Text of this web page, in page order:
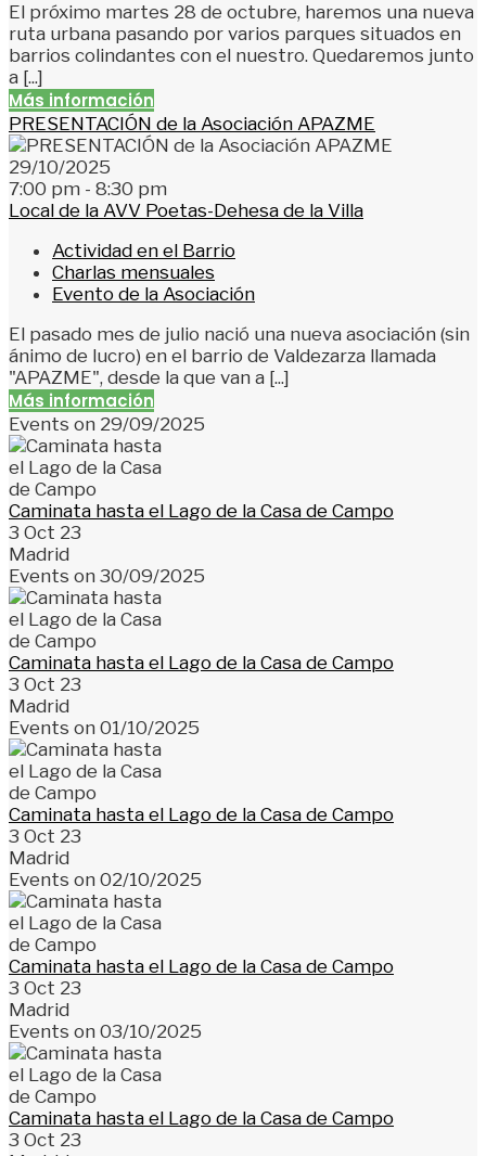
El próximo martes 28 de octubre, haremos una nueva
ruta urbana pasando por varios parques situados en
barrios colindantes con el nuestro. Quedaremos junto
a [...]
Más información
PRESENTACIÓN de la Asociación APAZME
29/10/2025
7:00 pm - 8:30 pm
Local de la AVV Poetas-Dehesa de la Villa
Actividad en el Barrio
Charlas mensuales
Evento de la Asociación
El pasado mes de julio nació una nueva asociación (sin
ánimo de lucro) en el barrio de Valdezarza llamada
"APAZME", desde la que van a [...]
Más información
Events on 29/09/2025
Caminata hasta el Lago de la Casa de Campo
3 Oct 23
Madrid
Events on 30/09/2025
Caminata hasta el Lago de la Casa de Campo
3 Oct 23
Madrid
Events on 01/10/2025
Caminata hasta el Lago de la Casa de Campo
3 Oct 23
Madrid
Events on 02/10/2025
Caminata hasta el Lago de la Casa de Campo
3 Oct 23
Madrid
Events on 03/10/2025
Caminata hasta el Lago de la Casa de Campo
3 Oct 23